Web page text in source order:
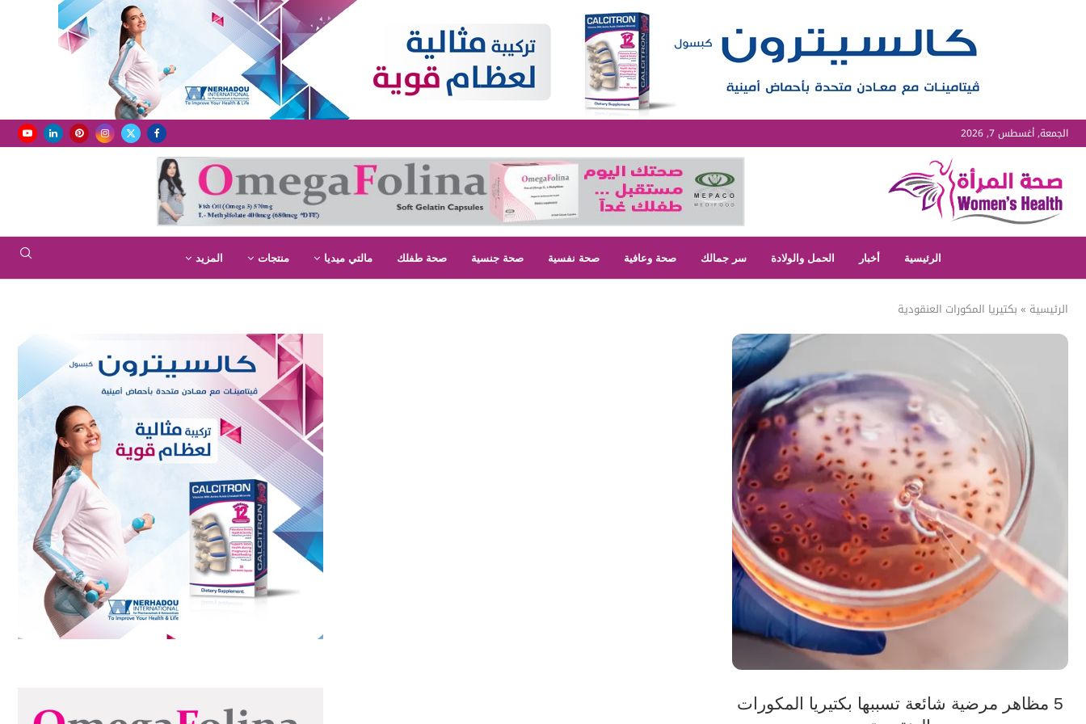
الجمعة, أغسطس 7, 2026
الرئيسية أخبار الحمل والولادة سر جمالك صحة وعافية صحة نفسية صحة جنسية صحة طفلك مالتي ميديا منتجات المزيد
الرئيسية » بكتيريا المكورات العنقودية
5 مظاهر مرضية شائعة تسببها بكتيريا المكورات